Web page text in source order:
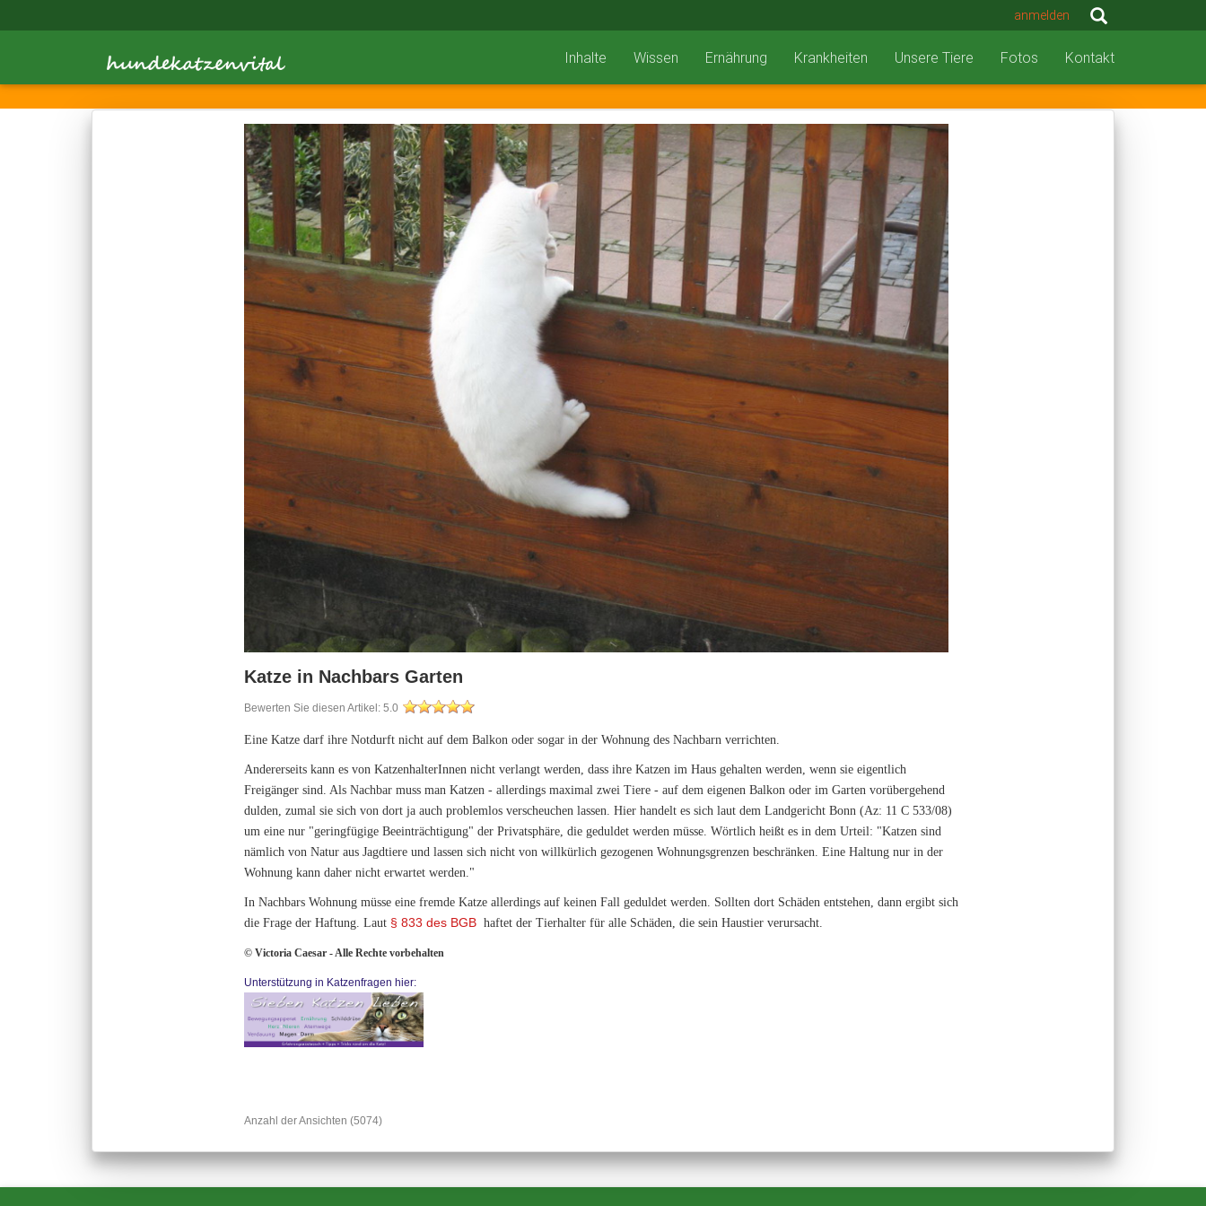
anmelden
Inhalte Wissen Ernährung Krankheiten Unsere Tiere Fotos Kontakt
Katze in Nachbars Garten
Bewerten Sie diesen Artikel: 5.0
Eine Katze darf ihre Notdurft nicht auf dem Balkon oder sogar in der Wohnung des Nachbarn verrichten.
Andererseits kann es von KatzenhalterInnen nicht verlangt werden, dass ihre Katzen im Haus gehalten werden, wenn sie eigentlich
Freigänger sind. Als Nachbar muss man Katzen - allerdings maximal zwei Tiere - auf dem eigenen Balkon oder im Garten vorübergehend
dulden, zumal sie sich von dort ja auch problemlos verscheuchen lassen. Hier handelt es sich laut dem Landgericht Bonn (Az: 11 C 533/08)
um eine nur "geringfügige Beeinträchtigung" der Privatsphäre, die geduldet werden müsse. Wörtlich heißt es in dem Urteil: "Katzen sind
nämlich von Natur aus Jagdtiere und lassen sich nicht von willkürlich gezogenen Wohnungsgrenzen beschränken. Eine Haltung nur in der
Wohnung kann daher nicht erwartet werden."
In Nachbars Wohnung müsse eine fremde Katze allerdings auf keinen Fall geduldet werden. Sollten dort Schäden entstehen, dann ergibt sich
die Frage der Haftung. Laut § 833 des BGB haftet der Tierhalter für alle Schäden, die sein Haustier verursacht.
© Victoria Caesar - Alle Rechte vorbehalten
Unterstützung in Katzenfragen hier:
Anzahl der Ansichten (5074)